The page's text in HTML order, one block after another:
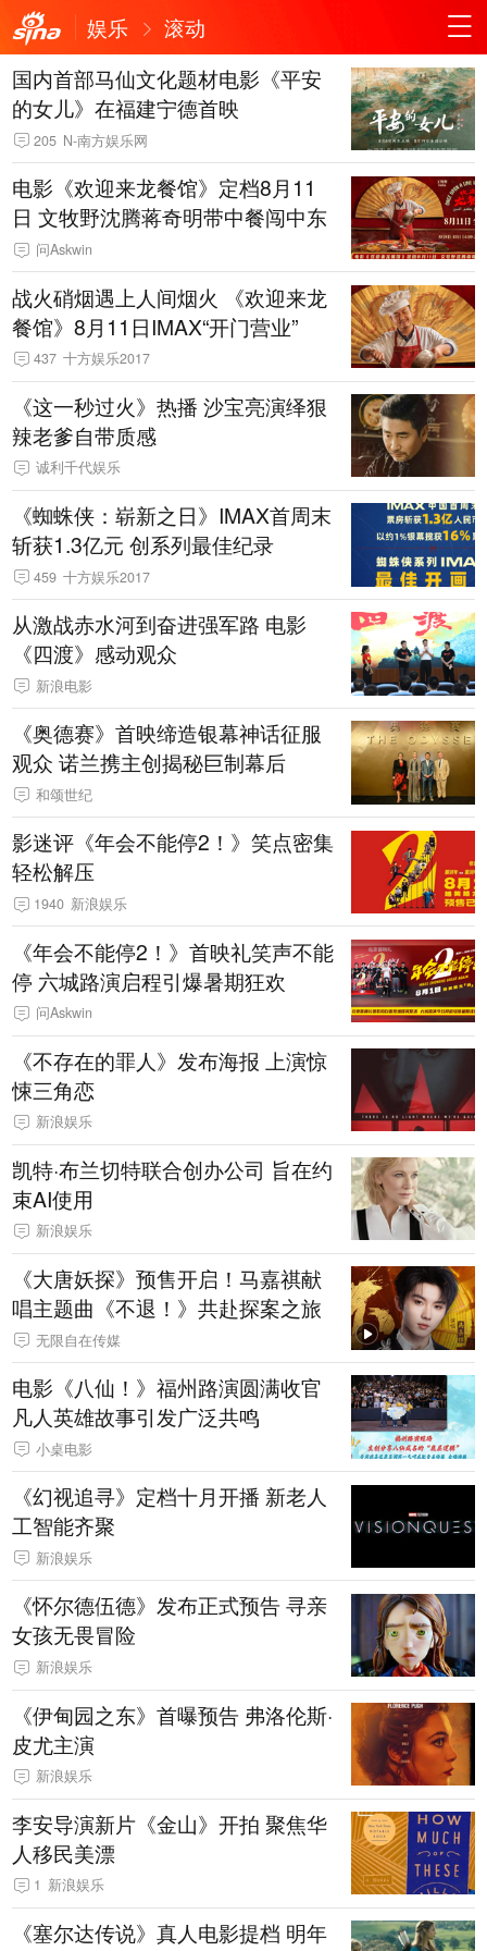
娱乐
滚动
国内首部马仙文化题材电影《平安
的女儿》在福建宁德首映
205 N-南方娱乐网
电影《欢迎来龙餐馆》定档8月11
日 文牧野沈腾蒋奇明带中餐闯中东
问Askwin
战火硝烟遇上人间烟火 《欢迎来龙
餐馆》8月11日IMAX“开门营业”
437 十方娱乐2017
《这一秒过火》热播 沙宝亮演绎狠
辣老爹自带质感
诚利千代娱乐
《蜘蛛侠：崭新之日》IMAX首周末
斩获1.3亿元 创系列最佳纪录
459 十方娱乐2017
从激战赤水河到奋进强军路 电影
《四渡》感动观众
新浪电影
《奥德赛》首映缔造银幕神话征服
观众 诺兰携主创揭秘巨制幕后
和颂世纪
影迷评《年会不能停2！》笑点密集
轻松解压
1940 新浪娱乐
《年会不能停2！》首映礼笑声不能
停 六城路演启程引爆暑期狂欢
问Askwin
《不存在的罪人》发布海报 上演惊
悚三角恋
新浪娱乐
凯特·布兰切特联合创办公司 旨在约
束AI使用
新浪娱乐
《大唐妖探》预售开启！马嘉祺献
唱主题曲《不退！》共赴探案之旅
无限自在传媒
电影《八仙！》福州路演圆满收官
凡人英雄故事引发广泛共鸣
小桌电影
《幻视追寻》定档十月开播 新老人
工智能齐聚
新浪娱乐
《怀尔德伍德》发布正式预告 寻亲
女孩无畏冒险
新浪娱乐
《伊甸园之东》首曝预告 弗洛伦斯·
皮尤主演
新浪娱乐
李安导演新片《金山》开拍 聚焦华
人移民美漂
1 新浪娱乐
《塞尔达传说》真人电影提档 明年